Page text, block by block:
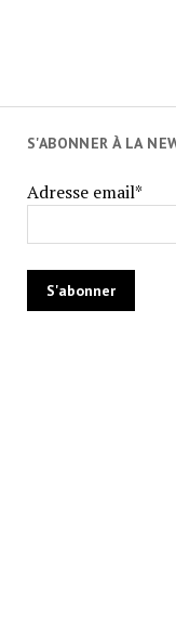
S'ABONNER À LA
Adresse email*